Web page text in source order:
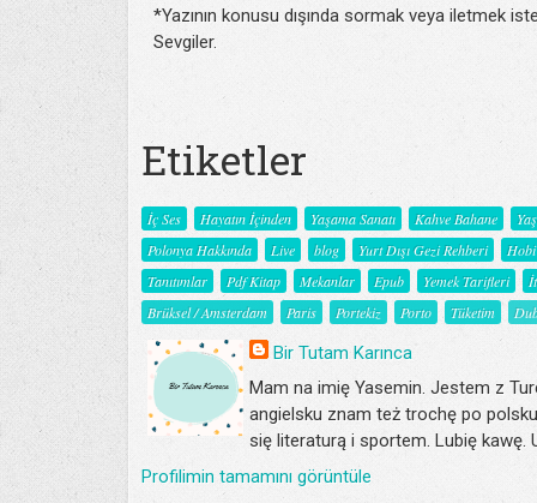
*Yazının konusu dışında sormak veya iletmek
Sevgiler.
Etiketler
İç Ses Hayatın İçinden Yaşama Sanatı Kahve Bahane
Polonya Hakkında
Live blog Yurt Dışı Gezi Rehberi
Hobi
Tanıtımlar
Pdf Kitap Mekanlar Epub Yemek Tarifleri
Brüksel / Amsterdam
Paris Portekiz Porto Tüketim
Bir Tutam Karınca
Mam na imię Yasemin. Jestem z
angielsku znam też trochę po
się literaturą i sportem. Lubię kawę.
Profilimin tamamını görüntüle